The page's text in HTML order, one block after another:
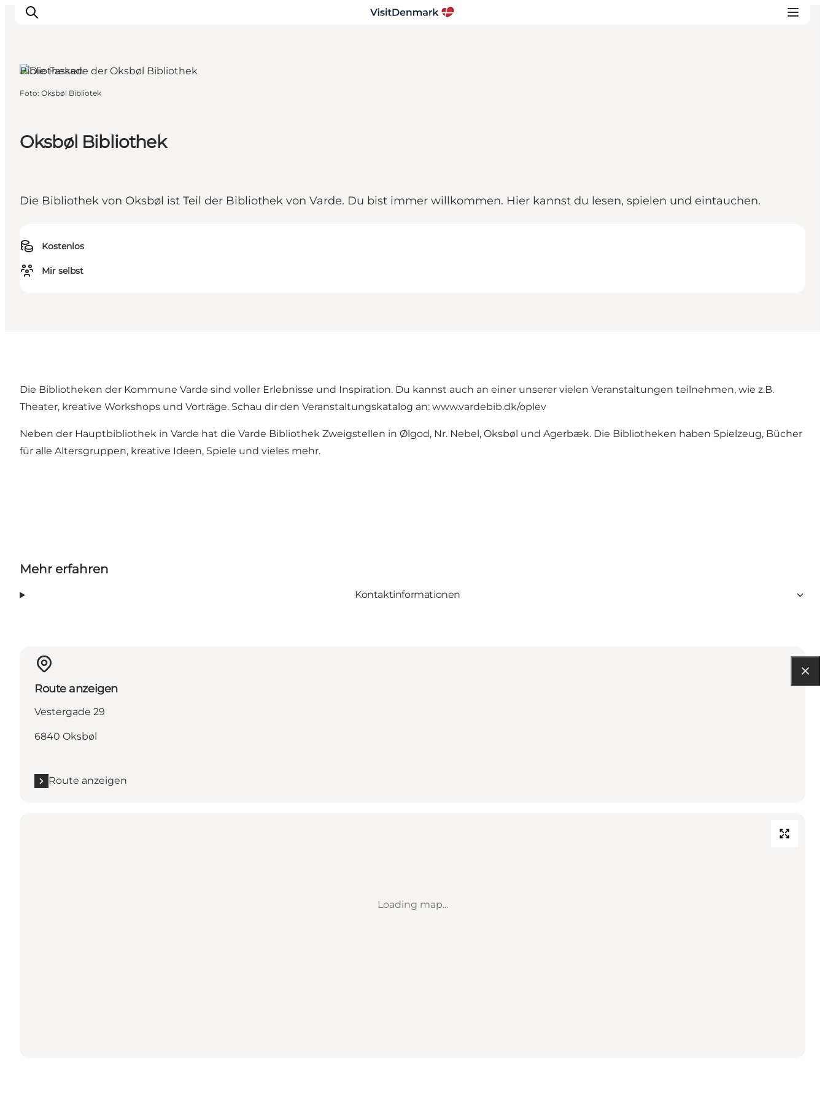
Erlebnisse
Oksbøl Bibliothek
Die Bibliothek von Oksbøl ist Teil der Bibliothek von Varde. Du bist immer willkommen. Hier kannst du lesen, spielen und eintauchen.
Kostenlos
Mir selbst
Bibliotheken
Foto: Oksbøl Bibliotek
Die Bibliotheken der Kommune Varde sind voller Erlebnisse und Inspiration. Du kannst auch an einer unserer vielen Veranstaltungen teilnehmen, wie z.B.
Theater, kreative Workshops und Vorträge. Schau dir den Veranstaltungskatalog an: www.vardebib.dk/oplev
Neben der Hauptbibliothek in Varde hat die Varde Bibliothek Zweigstellen in Ølgod, Nr. Nebel, Oksbøl und Agerbæk. Die Bibliotheken haben Spielzeug, Bücher
für alle Altersgruppen, kreative Ideen, Spiele und vieles mehr.
Mehr erfahren
Kontaktinformationen
Route anzeigen
Vestergade 29
6840 Oksbøl
Route anzeigen
Loading map...